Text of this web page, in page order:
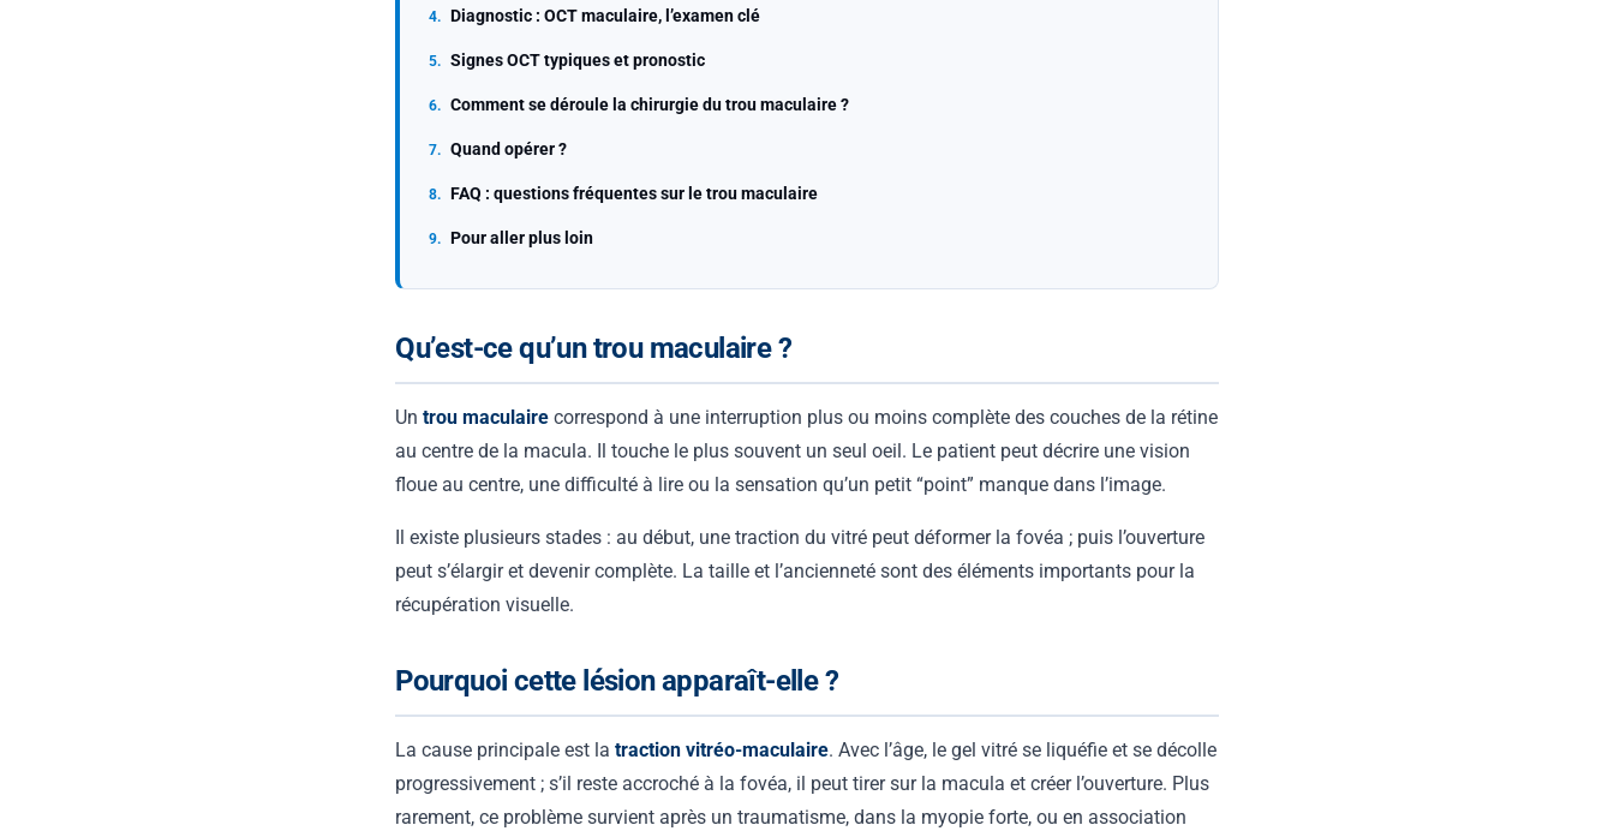
Diagnostic : OCT maculaire, l’examen clé
Signes OCT typiques et pronostic
Comment se déroule la chirurgie du trou maculaire ?
Quand opérer ?
FAQ : questions fréquentes sur le trou maculaire
Pour aller plus loin
Qu’est-ce qu’un trou maculaire ?
Untrou maculaire correspond à une interruption plus ou moins complète des couches de la rétine
au centre de la macula. Il touche le plus souvent un seul oeil. Le patient peut décrire une vision
floue au centre, une difficulté à lire ou la sensation qu’un petit “point” manque dans l’image.
Il existe plusieurs stades : au début, une traction du vitré peut déformer la fovéa ; puis l’ouverture
peut s’élargir et devenir complète. La taille et l’ancienneté sont des éléments importants pour la
récupération visuelle.
Pourquoi cette lésion apparaît-elle ?
La cause principale est latraction vitréo-maculaire. Avec l’âge, le gel vitré se liquéfie et se décolle
progressivement ; s’il reste accroché à la fovéa, il peut tirer sur la macula et créer l’ouverture. Plus
rarement, ce problème survient après un traumatisme, dans la myopie forte, ou en association